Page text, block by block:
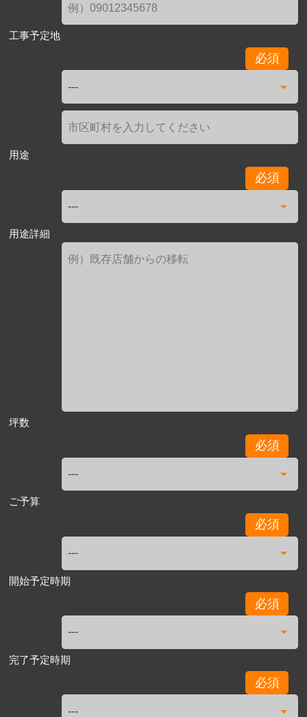
工事予定地
必須
用途
必須
用途詳細
坪数
必須
ご予算
必須
開始予定時期
必須
完了予定時期
必須